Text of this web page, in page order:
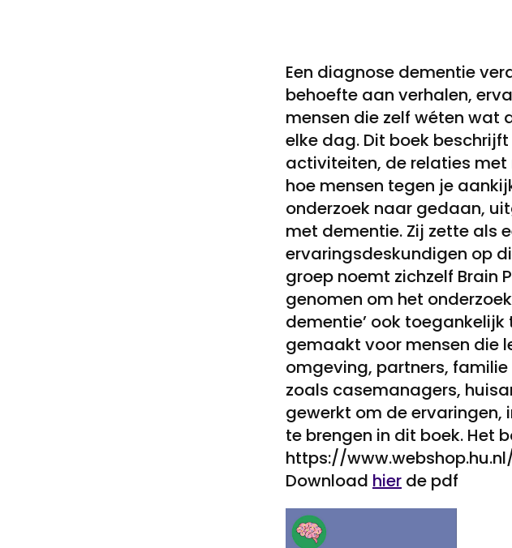
Een diagnose dementie
behoefte aan verhalen,
mensen die zelf wéten wat
elke dag. Dit boek
activiteiten, de relaties met
hoe mensen tegen je
onderzoek naar gedaan,
met dementie. Zij zette als
ervaringsdeskundigen op
groep noemt zichzelf Brain
genomen om het
dementie’ ook
gemaakt voor mensen die
omgeving, partners,
zoals casemanagers,
gewerkt om de ervaringen,
te brengen in dit boek. Het
https://
Download hier de pdf